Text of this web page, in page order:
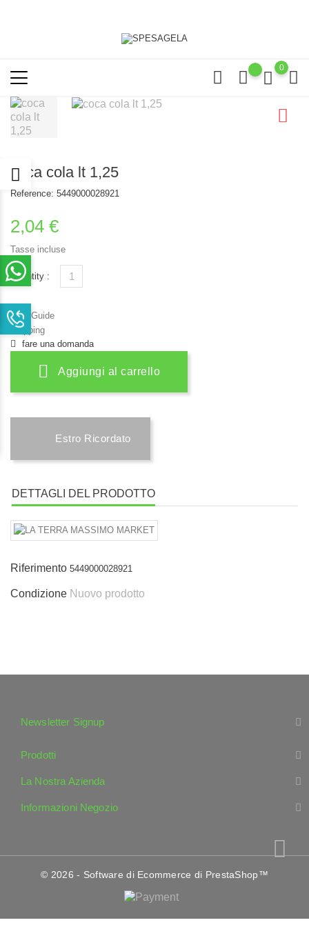
0
coca cola lt 1,25
Reference: 5449000028921
2,04 €
Tasse incluse
Quantity :
Size Guide
Shipping
fare una domanda
Aggiungi al carrello
Estro Ricordato
DETTAGLI DEL PRODOTTO
Riferimento 5449000028921
Condizione Nuovo prodotto
Newsletter Signup
Prodotti
La Nostra Azienda
Informazioni Negozio
© 2026 - Software di Ecommerce di PrestaShop™